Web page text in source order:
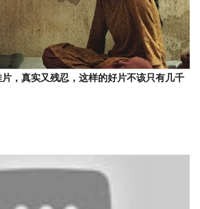
片，真实又残忍，这样的好片不该只有几千